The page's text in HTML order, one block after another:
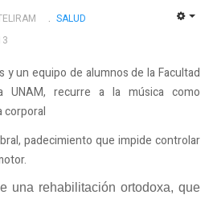
SALUD
y un equipo de alumnos de la Facultad
UNAM, recurre a la música como
corporal
padecimiento que impide controlar
una rehabilitación ortodoxa, que